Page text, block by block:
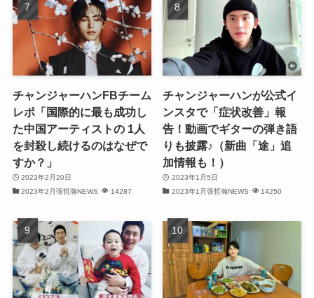
(31)
(32)
(30)
(32)
(31)
チャンジャーハンFBチーム
レポ「国際的に最も成功し
た中国アーティストの 1人
を封殺し続けるのはなぜで
すか？」
2023年2月20日
2023年2月張哲瀚NEWS
14287
チャンジャーハンが公式イ
ンスタで「症状改善」報
告！動画でギターの弾き語
りも披露♪（新曲「途」追
加情報も！）
2023年1月5日
2023年1月張哲瀚NEWS
14250